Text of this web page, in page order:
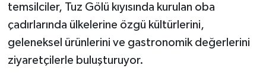
temsilciler, Tuz Gölü kıyısında kurulan oba
çadırlarında ülkelerine özgü kültürlerini,
geleneksel ürünlerini ve gastronomik değerlerini
ziyaretçilerle buluşturuyor.